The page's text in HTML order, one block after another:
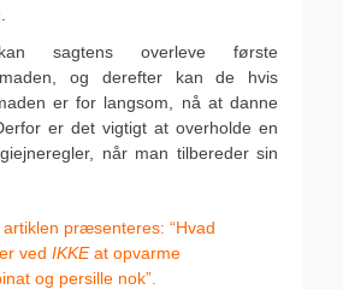
sagtens overleve første
og derefter kan de hvis
er for langsom, nå at danne
er det vigtigt at overholde en
når man tilbereder sin
præsenteres: “Hvad
ved IKKEat opvarme
og persille nok”.